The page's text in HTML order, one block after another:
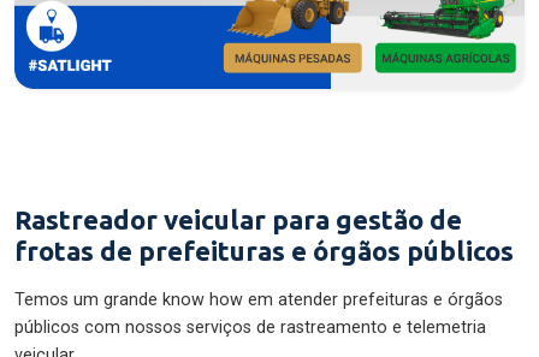
Rastreador veicular para gestão de
frotas de prefeituras e órgãos públicos
Temos um grande know how em atender prefeituras e órgãos
públicos com nossos serviços de rastreamento e telemetria